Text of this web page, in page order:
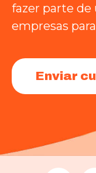
fazer parte de
empresas
Enviar